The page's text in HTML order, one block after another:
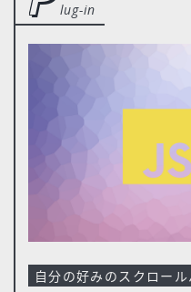
lug-in
自分の好みのスクロー